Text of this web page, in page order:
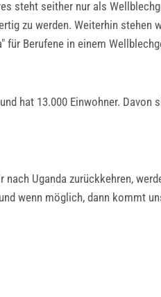
steht seither nur als
zu werden. Weiterhin
für Berufene in einem
hat 13.000 Einwohner.
Uganda zurückkehren,
wenn möglich, dann kommt